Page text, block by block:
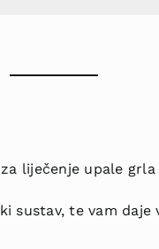
liječenje upale
sustav, te vam daje